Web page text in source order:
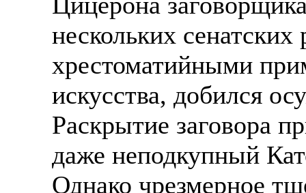
нескольких
хрестоматийными
искусства, добился
Раскрытие заговора
даже неподкупный
Однако чрезмерное